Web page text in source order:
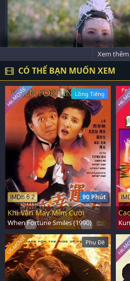
Xem thêm
CÓ THỂ BẠN MUỐN XEM
Lồng Tiếng
90 Phút
IMDb 6.2
HK-MOVIE
Khi Vận May Mỉm Cười
When Fortune Smiles (1990)
HK-
Phụ Đề
US-MOVIE HK-